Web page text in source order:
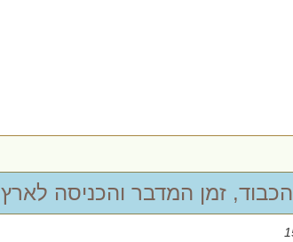
זמן המדבר והכניסה לארץ